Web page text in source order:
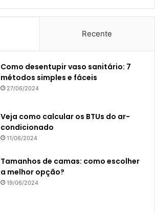
Recente
Como desentupir vaso sanitário: 7
métodos simples e fáceis
27/06/2024
Veja como calcular os BTUs do ar-
condicionado
11/06/2024
Tamanhos de camas: como escolher
a melhor opção?
19/06/2024